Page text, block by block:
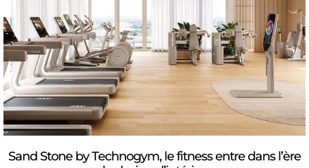
Sand Stone by Technogym, le fitness entre dans l’ère